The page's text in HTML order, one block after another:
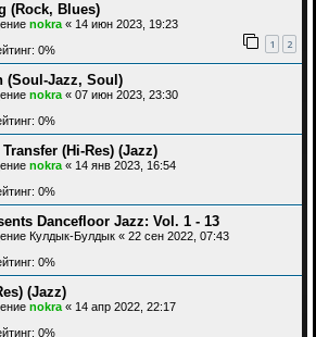
(Rock, Blues)
nokra « 14 июн 2023, 19:23
1 2
0%
(Soul-Jazz, Soul)
nokra « 07 июн 2023, 23:30
0%
(Hi-Res) (Jazz)
nokra « 14 янв 2023, 16:54
0%
Dancefloor Jazz: Vol. 1 - 13
Кулдык-Булдык « 22 сен 2022, 07:43
0%
(Jazz)
nokra « 14 апр 2022, 22:17
0%